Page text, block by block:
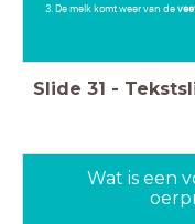
De melk komt weer van de
Slide 31 -
Wat is een